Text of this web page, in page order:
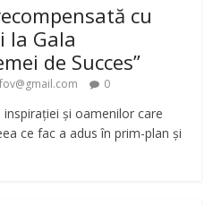
cu
la Gala
de Succes”
0
și oamenilor care
ce fac a adus în prim-plan și